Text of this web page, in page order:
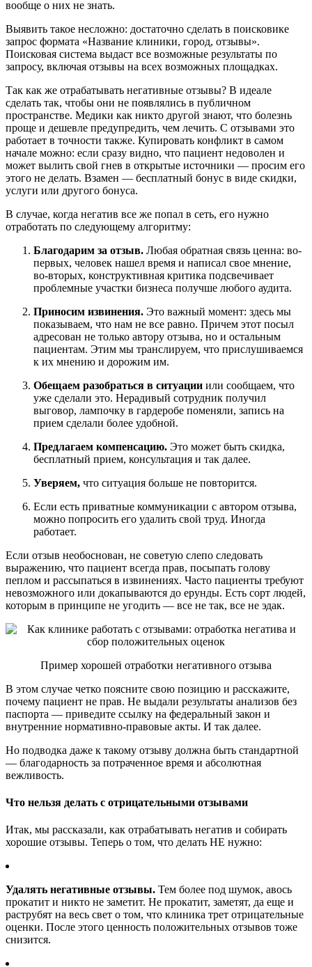
вообще о них не знать.
Выявить такое несложно: достаточно сделать в поисковике
запрос формата «Название клиники, город, отзывы».
Поисковая система выдаст все возможные результаты по
запросу, включая отзывы на всех возможных площадках.
Так как же отрабатывать негативные отзывы? В идеале
сделать так, чтобы они не появлялись в публичном
пространстве. Медики как никто другой знают, что болезнь
проще и дешевле предупредить, чем лечить. С отзывами это
работает в точности также. Купировать конфликт в самом
начале можно: если сразу видно, что пациент недоволен и
может вылить свой гнев в открытые источники — просим его
этого не делать. Взамен — бесплатный бонус в виде скидки,
услуги или другого бонуса.
В случае, когда негатив все же попал в сеть, его нужно
отработать по следующему алгоритму:
Благодарим за отзыв. Любая обратная связь ценна: во-
первых, человек нашел время и написал свое мнение,
во-вторых, конструктивная критика подсвечивает
проблемные участки бизнеса получше любого аудита.
Приносим извинения. Это важный момент: здесь мы
показываем, что нам не все равно. Причем этот посыл
адресован не только автору отзыва, но и остальным
пациентам. Этим мы транслируем, что прислушиваемся
к их мнению и дорожим им.
Обещаем разобраться в ситуации или сообщаем, что
уже сделали это. Нерадивый сотрудник получил
выговор, лампочку в гардеробе поменяли, запись на
прием сделали более удобной.
Предлагаем компенсацию. Это может быть скидка,
бесплатный прием, консультация и так далее.
Уверяем, что ситуация больше не повторится.
Если есть приватные коммуникации с автором отзыва,
можно попросить его удалить свой труд. Иногда
работает.
Если отзыв необоснован, не советую слепо следовать
выражению, что пациент всегда прав, посыпать голову
пеплом и рассыпаться в извинениях. Часто пациенты требуют
невозможного или докапываются до ерунды. Есть сорт людей,
которым в принципе не угодить — все не так, все не эдак.
Пример хорошей отработки негативного отзыва
В этом случае четко поясните свою позицию и расскажите,
почему пациент не прав. Не выдали результаты анализов без
паспорта — приведите ссылку на федеральный закон и
внутренние нормативно-правовые акты. И так далее.
Но подводка даже к такому отзыву должна быть стандартной
— благодарность за потраченное время и абсолютная
вежливость.
Что нельзя делать с отрицательными отзывами
Итак, мы рассказали, как отрабатывать негатив и собирать
хорошие отзывы. Теперь о том, что делать НЕ нужно:
Удалять негативные отзывы. Тем более под шумок, авось
прокатит и никто не заметит. Не прокатит, заметят, да еще и
раструбят на весь свет о том, что клиника трет отрицательные
оценки. После этого ценность положительных отзывов тоже
снизится.